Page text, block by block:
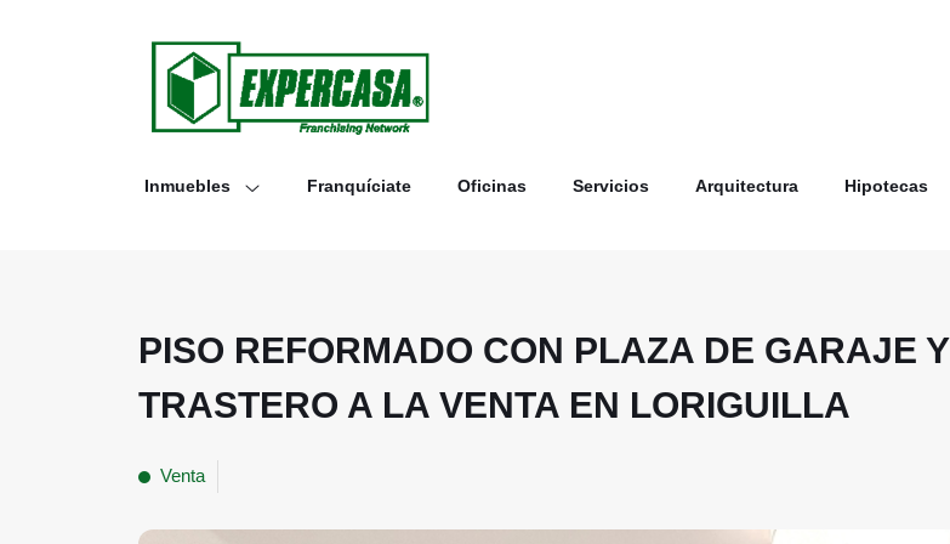
Inmuebles Franquíciate Oficinas Servicios Arquitectura Hipotecas
PISO REFORMADO CON PLAZA DE GARAJE Y
TRASTERO A LA VENTA EN LORIGUILLA
Venta